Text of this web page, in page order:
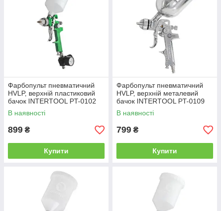
Фарбопульт пневматичний
HVLP, верхній пластиковий
бачок INTERTOOL PT-0102
В наявності
899 ₴
Купити
Фарбопульт пневматичний
HVLP, верхній металевий
бачок INTERTOOL PT-0109
В наявності
799 ₴
Купити